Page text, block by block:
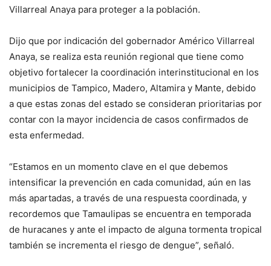
Villarreal Anaya para proteger a la población.
Dijo que por indicación del gobernador Américo Villarreal
Anaya, se realiza esta reunión regional que tiene como
objetivo fortalecer la coordinación interinstitucional en los
municipios de Tampico, Madero, Altamira y Mante, debido
a que estas zonas del estado se consideran prioritarias por
contar con la mayor incidencia de casos confirmados de
esta enfermedad.
“Estamos en un momento clave en el que debemos
intensificar la prevención en cada comunidad, aún en las
más apartadas, a través de una respuesta coordinada, y
recordemos que Tamaulipas se encuentra en temporada
de huracanes y ante el impacto de alguna tormenta tropical
también se incrementa el riesgo de dengue”, señaló.